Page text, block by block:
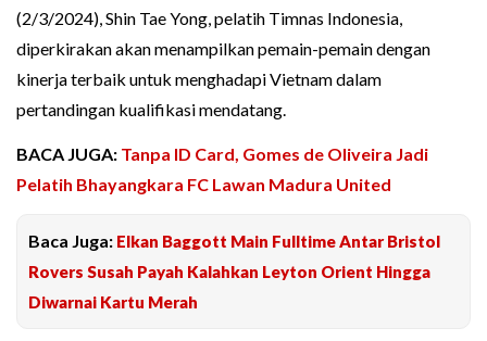
(2/3/2024), Shin Tae Yong, pelatih Timnas Indonesia,
diperkirakan akan menampilkan pemain-pemain dengan
kinerja terbaik untuk menghadapi Vietnam dalam
pertandingan kualifikasi mendatang.
BACA JUGA: Tanpa ID Card, Gomes de Oliveira Jadi
Pelatih Bhayangkara FC Lawan Madura United
Baca Juga: Elkan Baggott Main Fulltime Antar Bristol
Rovers Susah Payah Kalahkan Leyton Orient Hingga
Diwarnai Kartu Merah